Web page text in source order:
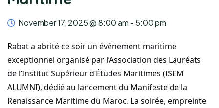
November 17, 2025 @ 8:00 am - 5:00 pm
Rabat a abrité ce soir un événement maritime
exceptionnel organisé par l’Association des Lauréats
de l’Institut Supérieur d’Études Maritimes (ISEM
ALUMNI), dédié au lancement du Manifeste de la
Renaissance Maritime du Maroc. La soirée, empreinte